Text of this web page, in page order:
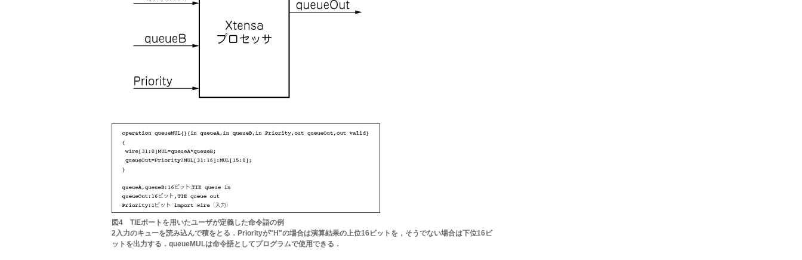
図4 TIEポートを用いたユーザが定義した命令語の例
2入力のキューを読み込んで積をとる．Priorityが"H"の場合は演算結果の上位16ビットを，そうでない場合は下位16ビ
ットを出力する．queueMULは命令語としてプログラムで使用できる．